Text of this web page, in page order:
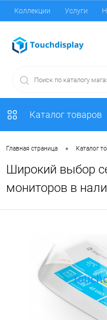
Коллекции Услуги
Каталог товаров
Главная страница • Каталог
Широкий выбор
мониторов в